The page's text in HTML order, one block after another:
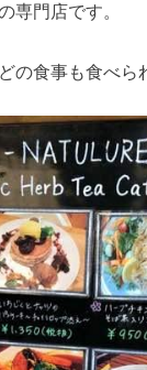
専門店です。
の食事も食べら